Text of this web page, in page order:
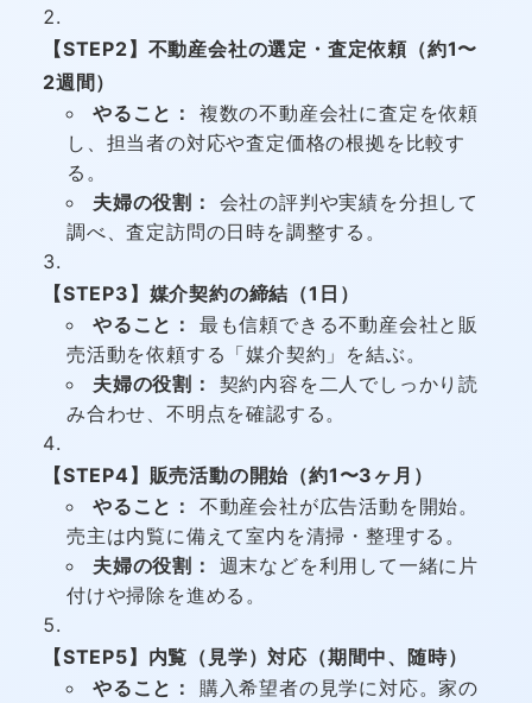
【STEP2】不動産会社の選定・査定依頼（約1〜
2週間）
やること：
複数の不動産会社に査定を依頼
し、担当者の対応や査定価格の根拠を比較す
る。
夫婦の役割：
会社の評判や実績を分担して
調べ、査定訪問の日時を調整する。
【STEP3】媒介契約の締結（1日）
やること：
最も信頼できる不動産会社と販
売活動を依頼する「媒介契約」を結ぶ。
夫婦の役割：
契約内容を二人でしっかり読
み合わせ、不明点を確認する。
【STEP4】販売活動の開始（約1〜3ヶ月）
やること：
不動産会社が広告活動を開始。
売主は内覧に備えて室内を清掃・整理する。
夫婦の役割：
週末などを利用して一緒に片
付けや掃除を進める。
【STEP5】内覧（見学）対応（期間中、随時）
やること：
購入希望者の見学に対応。家の